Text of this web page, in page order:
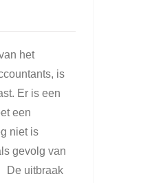
het
is
Er is een
een
niet is
gevolg van
De uitbraak